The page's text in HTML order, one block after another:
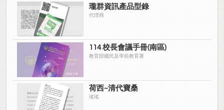
瓏群資訊產品型錄
代理商
114 校長會議手冊(南區)
教育部國民及學前教育署
荷西~清代寶桑
瑤瑤